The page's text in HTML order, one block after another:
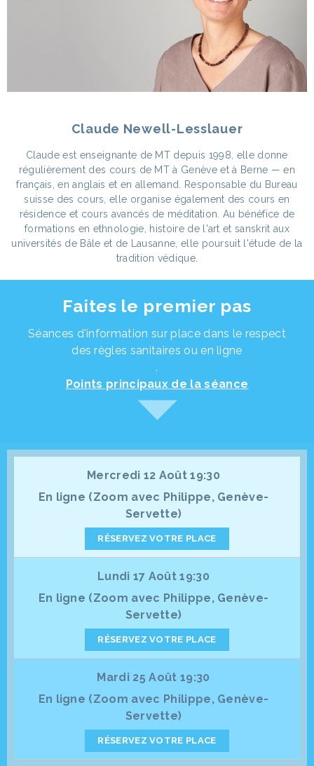
Claude Newell-Lesslauer
Claude est enseignante de MT depuis 1998, elle donne
régulièrement des cours de MT à Genève et à Berne — en
français, en anglais et en allemand. Responsable du Bureau
suisse des cours, elle organise également des cours en
résidence et cours avancés de méditation. Au bénéfice de
formations en ethnologie, histoire de l'art et sanskrit aux
universités de Bâle et de Lausanne, elle poursuit l'étude de la
tradition védique.
Faites le premier pas
Séances d'information sur place dans le respect
des règles sanitaires ou en ligne
.
Points principaux de la séance
Mercredi 12 Août 19:30
En ligne (Zoom avec Philippe, Genève-
Servette)
RÉSERVEZ VOTRE PLACE
Lundi 17 Août 19:30
En ligne (Zoom avec Philippe, Genève-
Servette)
RÉSERVEZ VOTRE PLACE
Mardi 25 Août 19:30
En ligne (Zoom avec Philippe, Genève-
Servette)
RÉSERVEZ VOTRE PLACE